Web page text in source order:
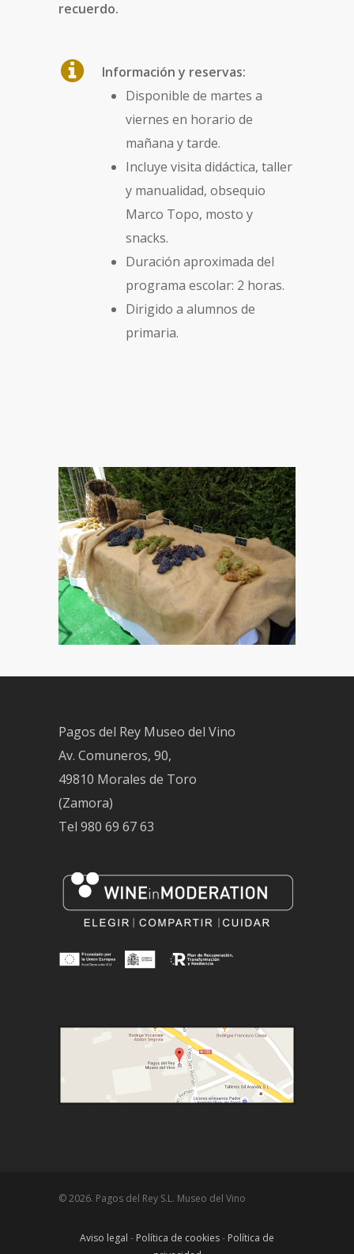
recuerdo.
Información y reservas:
Disponible de martes a
viernes en horario de
mañana y tarde.
Incluye visita didáctica, taller
y manualidad, obsequio
Marco Topo, mosto y
snacks.
Duración aproximada del
programa escolar: 2 horas.
Dirigido a alumnos de
primaria.
Pagos del Rey Museo del Vino
Av. Comuneros, 90,
49810 Morales de Toro
(Zamora)
Tel 980 69 67 63
© 2026. Pagos del Rey S.L. Museo del Vino
Aviso legal - Política de cookies- Política de